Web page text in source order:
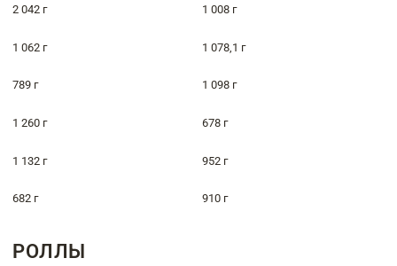
2 042 г 1 008 г
1 062 г 1 078,1 г
789 г 1 098 г
1 260 г 678 г
1 132 г 952 г
682 г 910 г
РОЛЛЫ